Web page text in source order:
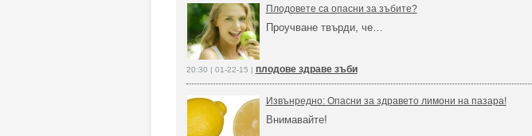
Плодовете са опасни за зъбите?
Проучване твърди, че…
20:30 | 01-22-15 | плодове здраве зъби
Извънредно: Опасни за здравето лимони на пазара!
Внимавайте!